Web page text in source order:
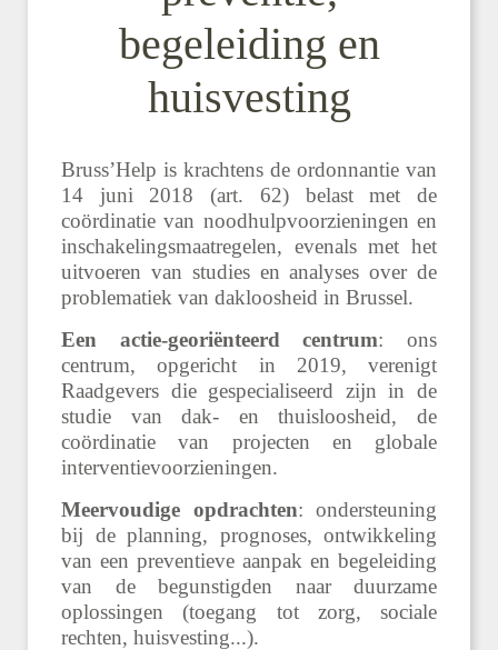
begeleiding en
huisvesting
Bruss’Help is krachtens de ordonnantie van
14 juni 2018 (art. 62) belast met de
coördinatie van noodhulpvoorzieningen en
inschakelingsmaatregelen, evenals met het
uitvoeren van studies en analyses over de
problematiek van dakloosheid in Brussel.
Een actie-georiënteerd centrum: ons
centrum, opgericht in 2019, verenigt
Raadgevers die gespecialiseerd zijn in de
studie van dak- en thuisloosheid, de
coördinatie van projecten en globale
interventievoorzieningen.
Meervoudige opdrachten: ondersteuning
bij de planning, prognoses, ontwikkeling
van een preventieve aanpak en begeleiding
van de begunstigden naar duurzame
oplossingen (toegang tot zorg, sociale
rechten, huisvesting...).